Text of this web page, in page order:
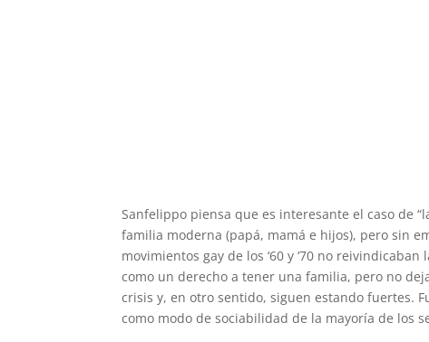
Sanfelippo piensa que es interesante el caso de
familia moderna (papá, mamá e hijos), pero sin
movimientos gay de los ‘60 y ‘70 no
como un derecho a tener una familia, pero no
crisis y, en otro sentido, siguen estando fuertes.
como modo de sociabilidad de la mayoría de los